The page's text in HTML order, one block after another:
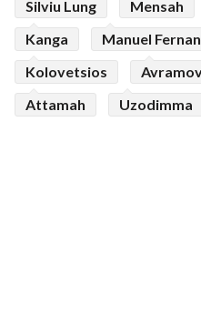
Silviu Lung Mensah
Kanga
Manuel
Kolovetsios
Attamah
Uzodimma